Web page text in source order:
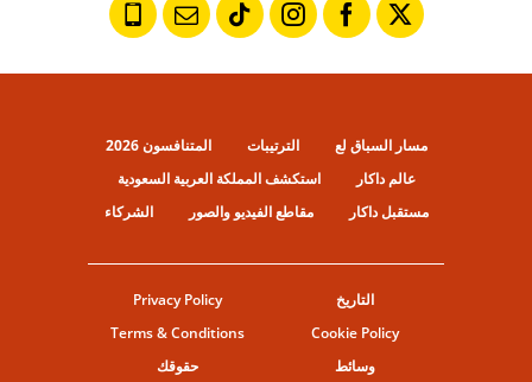
مسار السباق لع الترتيبات
المتنافسون 2026
عالم داكار
استكشف المملكة العربية السعودية
مستقبل داكار
مقاطع الفيديو والصور الشركاء
التاريخ
Privacy Policy
Cookie Policy
Terms & Conditions
وسائط
حقوقك